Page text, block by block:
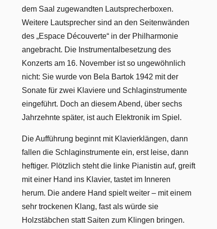
dem Saal zugewandten Lautsprecherboxen.
Weitere Lautsprecher sind an den Seitenwänden
des „Espace Découverte“ in der Philharmonie
angebracht. Die Instrumentalbesetzung des
Konzerts am 16. November ist so ungewöhnlich
nicht: Sie wurde von Bela Bartok 1942 mit der
Sonate für zwei Klaviere und Schlaginstrumente
eingeführt. Doch an diesem Abend, über sechs
Jahrzehnte später, ist auch Elektronik im Spiel.
Die Aufführung beginnt mit Klavierklängen, dann
fallen die Schlaginstrumente ein, erst leise, dann
heftiger. Plötzlich steht die linke Pianistin auf, greift
mit einer Hand ins Klavier, tastet im Inneren
herum. Die andere Hand spielt weiter – mit einem
sehr trockenen Klang, fast als würde sie
Holzstäbchen statt Saiten zum Klingen bringen.